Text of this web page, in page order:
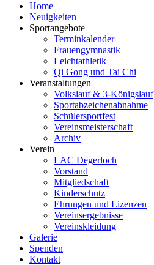
Home
Neuigkeiten
Sportangebote
Terminkalender
Frauengymnastik
Leichtathletik
Qi Gong und Tai Chi
Veranstaltungen
Volkslauf & 3-Königslauf
Sportabzeichenabnahme
Schülersportfest
Vereinsmeisterschaft
Archiv
Verein
LAC Degerloch
Vorstand
Mitgliedschaft
Kinderschutz
Ehrungen und Lizenzen
Vereinsergebnisse
Vereinskleidung
Galerie
Spenden
Kontakt